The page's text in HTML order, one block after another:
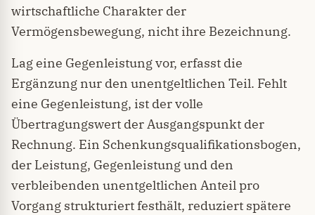
wirtschaftliche Charakter der
Vermögensbewegung, nicht ihre Bezeichnung.
Lag eine Gegenleistung vor, erfasst die
Ergänzung nur den unentgeltlichen Teil. Fehlt
eine Gegenleistung, ist der volle
Übertragungswert der Ausgangspunkt der
Rechnung. Ein Schenkungsqualifikationsbogen,
der Leistung, Gegenleistung und den
verbleibenden unentgeltlichen Anteil pro
Vorgang strukturiert festhält, reduziert spätere